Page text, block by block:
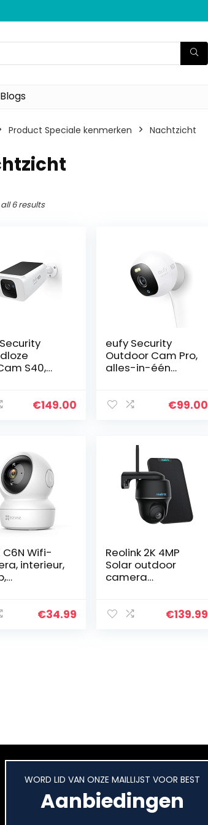
Blogs
Product Speciale kenmerken ‎Nachtzicht
6 results
S40,
buiten,
€149.00
eufy Security
Outdoor Cam Pro,
alles-in-één
bewakingscamer
spotlight,
nachtzicht in…
€99.00
C6N Wifi-
interieur,
kantel-/z
€34.99
Reolink 2K 4MP
Solar outdoor
camera
camera met€139.99
WORD LID VAN ONZE MAILLIJST VOOR BEST
Aanbiedingen